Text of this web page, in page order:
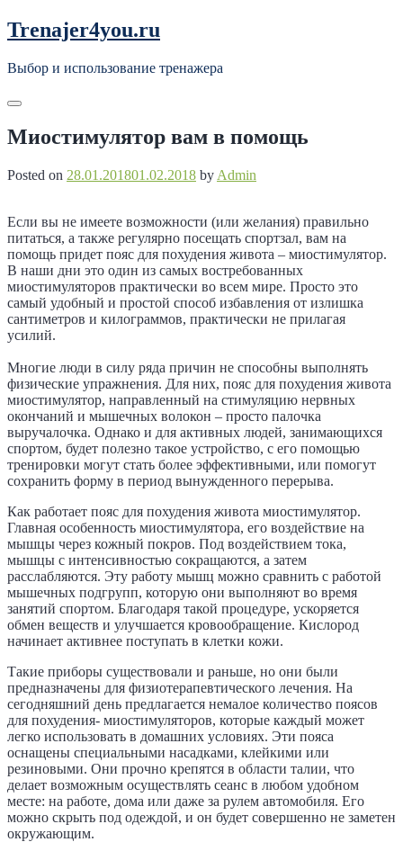
Skip
to
Trenajer4you.ru
Выбор и использование тренажера
Миостимулятор вам в помощь
Posted on 28.01.201801.02.2018 by Admin
Если вы не имеете возможности (или желания) правильно
питаться, а также регулярно посещать спортзал, вам на
помощь придет пояс для похудения живота – миостимулятор.
В наши дни это один из самых востребованных
миостимуляторов практически во всем мире. Просто это
самый удобный и простой способ избавления от излишка
сантиметров и килограммов, практически не прилагая
усилий.
Многие люди в силу ряда причин не способны выполнять
физические упражнения. Для них, пояс для похудения живота
миостимулятор, направленный на стимуляцию нервных
окончаний и мышечных волокон – просто палочка
выручалочка. Однако и для активных людей, занимающихся
спортом, будет полезно такое устройство, с его помощью
тренировки могут стать более эффективными, или помогут
сохранить форму в период вынужденного перерыва.
Как работает пояс для похудения живота миостимулятор.
Главная особенность миостимулятора, его воздействие на
мышцы через кожный покров. Под воздействием тока,
мышцы с интенсивностью сокращаются, а затем
расслабляются. Эту работу мышц можно сравнить с работой
мышечных подгрупп, которую они выполняют во время
занятий спортом. Благодаря такой процедуре, ускоряется
обмен веществ и улучшается кровообращение. Кислород
начинает активнее поступать в клетки кожи.
Такие приборы существовали и раньше, но они были
предназначены для физиотерапевтического лечения. На
сегодняшний день предлагается немалое количество поясов
для похудения- миостимуляторов, которые каждый может
легко использовать в домашних условиях. Эти пояса
оснащены специальными насадками, клейкими или
резиновыми. Они прочно крепятся в области талии, что
делает возможным осуществлять сеанс в любом удобном
месте: на работе, дома или даже за рулем автомобиля. Его
можно скрыть под одеждой, и он будет совершенно не заметен
окружающим.